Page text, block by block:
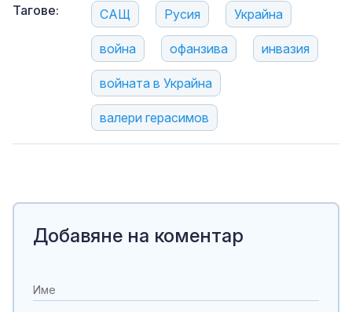
Тагове: САЩ Русия Украйна
война офанзива инвазия
войната в Украйна
валери герасимов
Добавяне на коментар